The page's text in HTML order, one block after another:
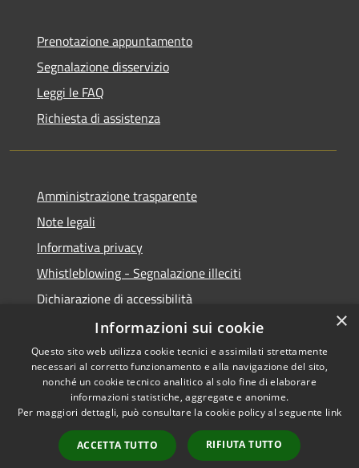
Prenotazione appuntamento
Segnalazione disservizio
Leggi le FAQ
Richiesta di assistenza
Amministrazione trasparente
Note legali
Informativa privacy
Whistleblowing - Segnalazione illeciti
Dichiarazione di accessibilità
Obiettivi di acessibilità
RSS
Accessibilità
Copyright © 2026 • Comune di
Municipium•
Accesso
redazione
×
Informazioni sui cookie
Questo sito web utilizza cookie tecnici e assimilati strettamente
necessari al corretto funzionamento e alla navigazione del sito,
nonché un cookie tecnico analitico al solo fine di elaborare
informazioni statistiche, aggregate e anonime.
Per maggiori dettagli, può consultare la cookie policy al seguente link
ACCETTA TUTTO RIFIUTA TUTTO